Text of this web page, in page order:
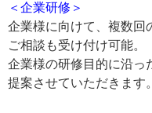
＜企業研修＞
企業様に向けて、複数回
ご相談も受け付け可能。
企業様の研修目的に沿っ
提案させていただきます。